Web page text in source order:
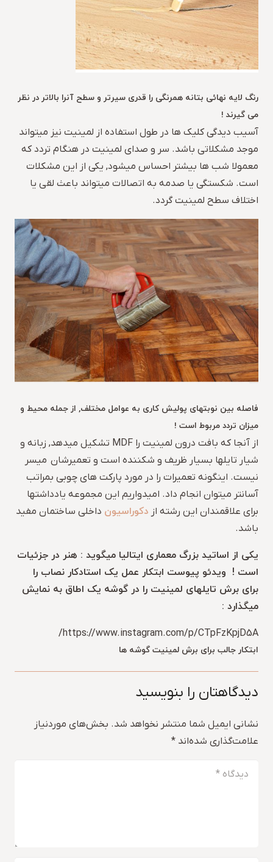
رنگ لایه نهائی بتانه همرنگی را قدری سیرتر و سطح آنرا بالاتر در نظر
می گیرند !
آسیب دیدگی کلیک ها در طول استفاده از لمینیت نیز میتواند
موجد مشکلاتی باشد. سر و صدای لمینیت در هنگام تردد که
معمولا شب ها بیشتر احساس میشود, یکی از این مشکلات
است. شکستگی یا صدمه به اتصالات میتواند باعث لقی یا
اختلاف سطح لمینیت گردد.
فاصله بین نوبتهای پولیش کاری به عوامل مختلف, از جمله محیط و
میزان تردد مربوط است !
از آنجا که بافت درون لمینیت را MDF تشکیل میدهد, زبانه و
شیار تایلها بسیار ظریف و شکننده است و تعمیرشان میسر
نیست. اینگونه تعمیرات را در مورد پارکت های چوبی بمراتب
آسانتر میتوان انجام داد. امیدواریم این مجموعه یادداشتها
برای علاقمندان این رشته از دکوراسیون داخلی ساختمان مفید
باشد.
یکی از اساتید بزرگ معماری ایتالیا میگوید : هنر در جزئیات
است ! ویدئو پیوست ابتکار عمل یک استادکار نصاب را
برای برش تایلهای لمینیت را در گوشه یک اطاق به نمایش
میگذارد :
https://www.instagram.com/p/CTpFzKpjD5A/
ابتکار جالب برای برش لمینیت گوشه ها
دیدگاهتان را بنویسید
نشانی ایمیل شما منتشر نخواهد شد. بخش‌های موردنیاز
علامت‌گذاری شده‌اند *